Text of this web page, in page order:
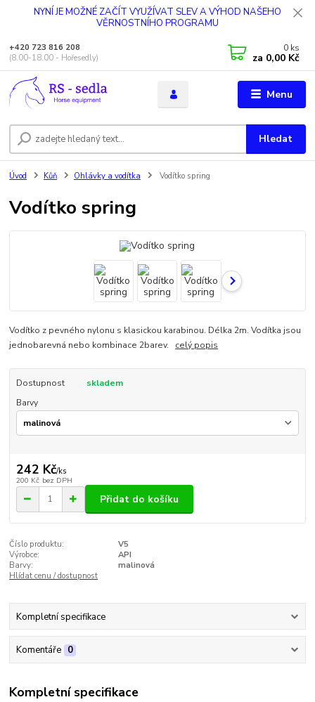
NYNÍ JE MOŽNÉ ZAČÍT VYUŽÍVAT SLEV A VÝHOD NAŠEHO
VĚRNOSTNÍHO PROGRAMU
Menu
Hledat
+420 723 816 208
(8.00-18.00 - Hořesedly)
0 ks
za 0,00 Kč
Úvod Kůň Ohlávky a vodítka Vodítko spring
Vodítko spring
Vodítko z pevného nylonu s klasickou karabinou. Délka 2m. Vodítka jsou
jednobarevná nebo kombinace 2barev. celý popis
Dostupnost
skladem
Barvy
242 Kč/ks
200 Kč bez DPH
Přidat do košíku
Číslo produktu:
V5
Výrobce:
API
Barvy:
malinová
Hlídat cenu / dostupnost
Kompletní specifikace
Komentáře 0
Kompletní specifikace